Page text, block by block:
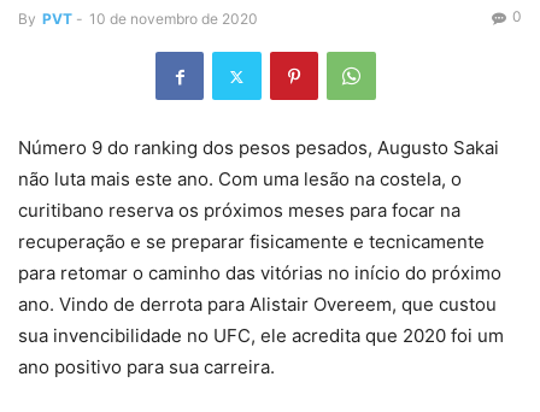
By PVT - 10 de novembro de 2020 0
Número 9 do ranking dos pesos pesados, Augusto Sakai
não luta mais este ano. Com uma lesão na costela, o
curitibano reserva os próximos meses para focar na
recuperação e se preparar fisicamente e tecnicamente
para retomar o caminho das vitórias no início do próximo
ano. Vindo de derrota para Alistair Overeem, que custou
sua invencibilidade no UFC, ele acredita que 2020 foi um
ano positivo para sua carreira.